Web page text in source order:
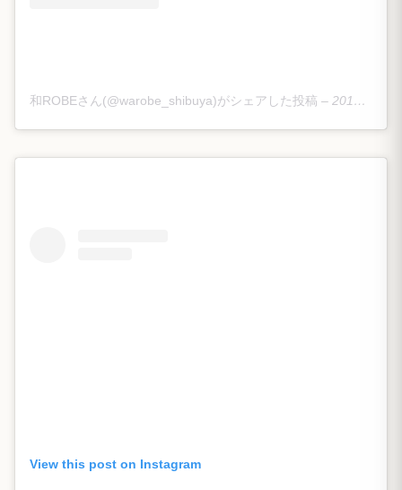
和ROBEさん(@warobe_shibuya)がシェアした投稿 – 2019年 3月月18日午後9時16分PDT
View this post on Instagram